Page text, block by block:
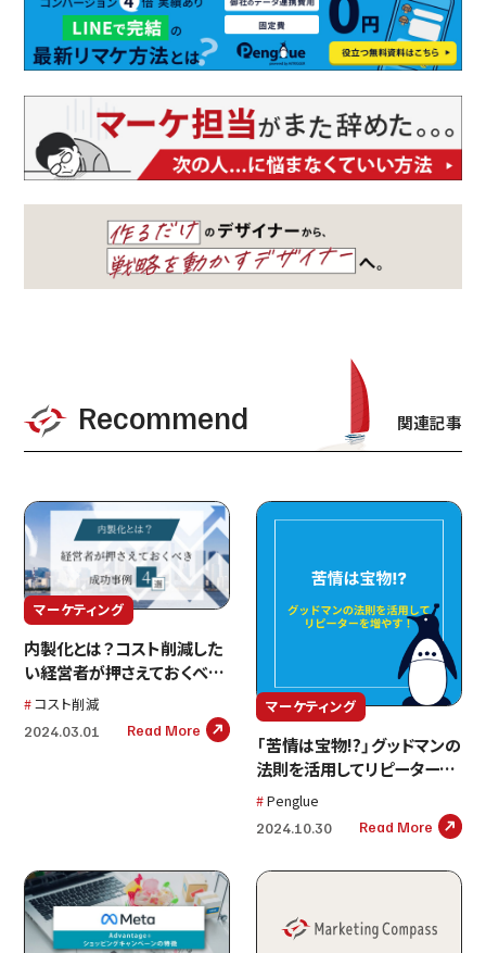
Recommend 関連記事
マーケティング
内製化とは？コスト削減した
い経営者が押さえておくべき
成功事例4選
コスト削減
2024.03.01 Read More
マーケティング
「苦情は宝物!?」グッドマンの
法則を活用してリピーターを
増やす！
Penglue
2024.10.30 Read More